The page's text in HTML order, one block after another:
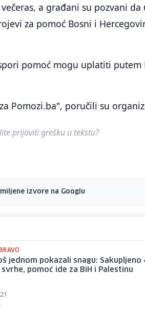
a građani su pozvani
za pomoć Bosni i
pomoć mogu uplatiti putem
Pomozi.ba", poručili su
prijaviti grešku u tekstu?
izvore na Googlu
jednom pokazali snagu: Sakupljeno
pomoć ide za BiH i Palestinu